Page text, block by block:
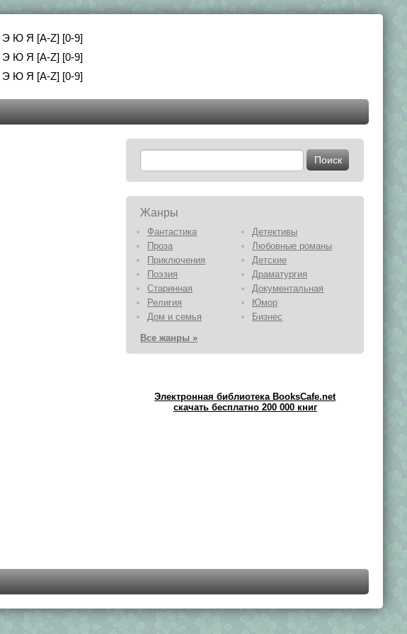
Э Ю Я [A-Z] [0-9]
Э Ю Я [A-Z] [0-9]
Э Ю Я [A-Z] [0-9]
Жанры
Фантастика
Детективы
Проза
Любовные романы
Приключения
Детские
Поэзия
Драматургия
Старинная
Документальная
Религия
Юмор
Дом и семья
Бизнес
Все жанры »
Электронная библиотека BooksCafe.net
скачать бесплатно 200 000 книг